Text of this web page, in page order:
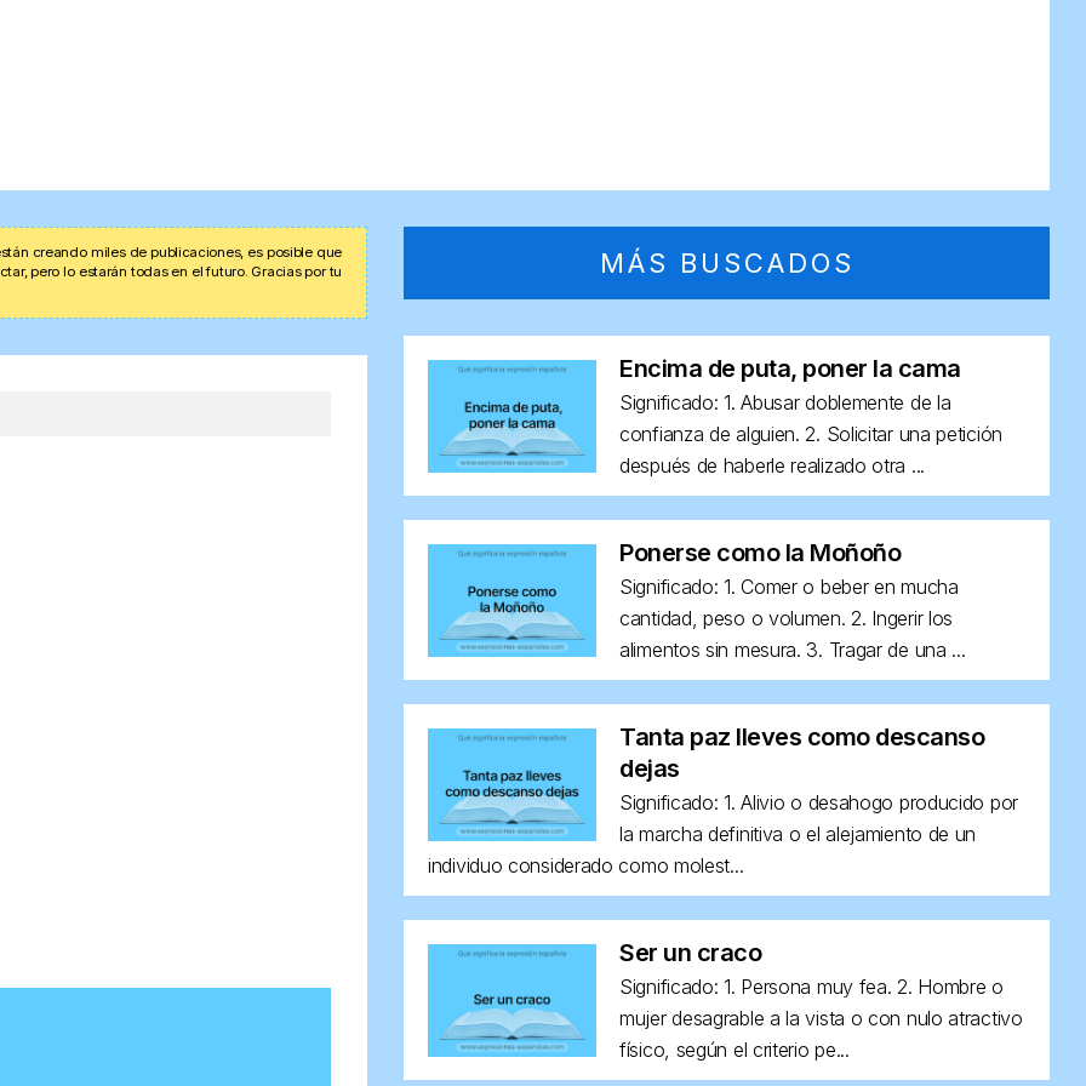
creando miles de publicaciones, es posible que
pero lo estarán todas en el futuro. Gracias por tu
MÁS BUSCADOS
Encima de puta, poner la cama
Significado: 1. Abusar doblemente de la
confianza de alguien. 2. Solicitar una petición
después de haberle realizado otra ...
Ponerse como la Moñoño
Significado: 1. Comer o beber en mucha
cantidad, peso o volumen. 2. Ingerir los
alimentos sin mesura. 3. Tragar de una ...
Tanta paz lleves como descanso
dejas
Significado: 1. Alivio o desahogo producido por
la marcha definitiva o el alejamiento de un
individuo considerado como molest...
Ser un craco
Significado: 1. Persona muy fea. 2. Hombre o
mujer desagrable a la vista o con nulo atractivo
físico, según el criterio pe...